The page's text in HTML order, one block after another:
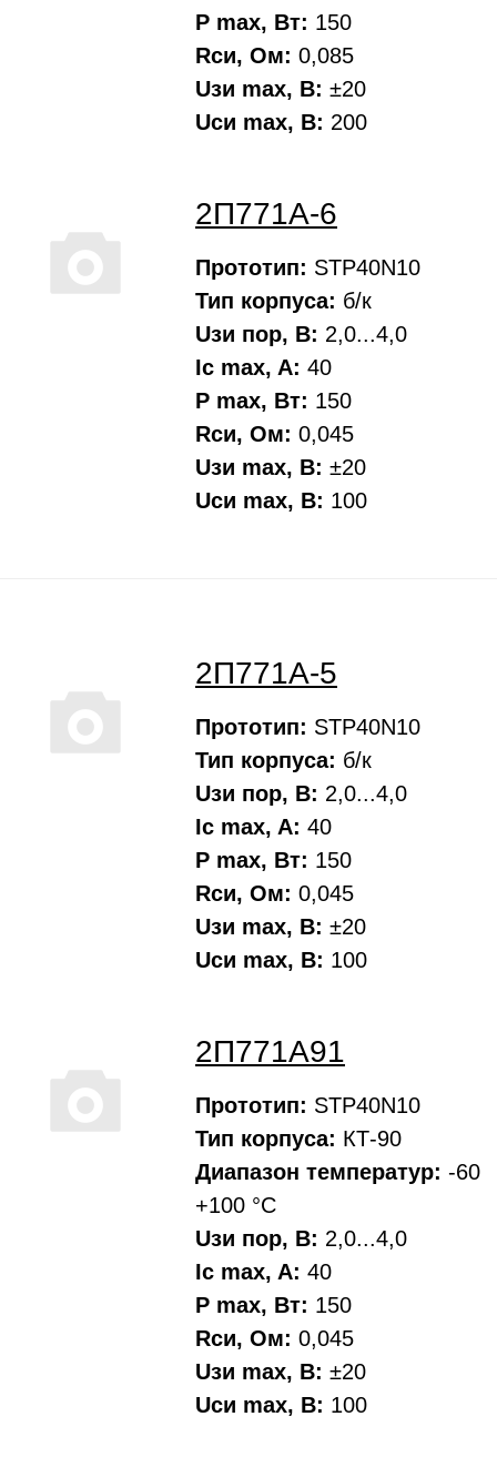
P max, Вт: 150
Rси, Oм: 0,085
Uзи max, В: ±20
Uси max, В: 200
2П771А-6
Прототип: STP40N10
Тип корпуса: б/к
Uзи пор, В: 2,0...4,0
Ic max, A: 40
P max, Вт: 150
Rси, Oм: 0,045
Uзи max, В: ±20
Uси max, В: 100
2П771А-5
Прототип: STP40N10
Тип корпуса: б/к
Uзи пор, В: 2,0...4,0
Ic max, A: 40
P max, Вт: 150
Rси, Oм: 0,045
Uзи max, В: ±20
Uси max, В: 100
2П771А91
Прототип: STP40N10
Тип корпуса: КТ-90
Диапазон температур: -60
+100 °С
Uзи пор, В: 2,0...4,0
Ic max, A: 40
P max, Вт: 150
Rси, Oм: 0,045
Uзи max, В: ±20
Uси max, В: 100